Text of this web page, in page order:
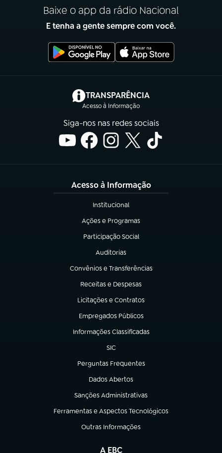
Baixe o app da rádio Nacional
E tenha a gente sempre com você.
TRANSPARÊNCIA
Acesso à Informação
(abre em nova aba)
Siga-nos nas redes sociais
Acesso à Informação
Institucional
(abre em nova aba)
Ações e Programas
(abre em nova aba)
Participação Social
(abre em nova aba)
Auditorias
(abre em nova aba)
Convênios e Transferências
(abre em nova aba)
Receitas e Despesas
(abre em nova aba)
Licitações e Contratos
(abre em nova aba)
Empregados Públicos
(abre em nova aba)
Informações Classificadas
(abre em nova aba)
SIC
(abre em nova aba)
Perguntas Frequentes
(abre em nova aba)
Dados Abertos
(abre em nova aba)
Sanções Administrativas
(abre em nova aba)
Ferramentas e Aspectos Tecnológicos
(abre em nova aba)
Outras Informações
(abre em nova aba)
A EBC